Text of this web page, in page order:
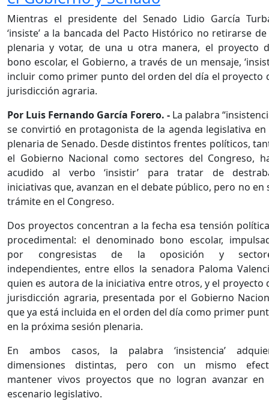
Mientras el presidente del Senado Lidio García
‘insiste’ a la bancada del Pacto Histórico no retirarse de
plenaria y votar, de una u otra manera, el proyecto
bono escolar, el Gobierno, a través de un mensaje,
incluir como primer punto del orden del día el proyecto
jurisdicción agraria.
Por Luis Fernando García Forero. - La palabra
se convirtió en protagonista de la agenda legislativa en
plenaria de Senado. Desde distintos frentes políticos,
el Gobierno Nacional como sectores del Congreso,
acudido al verbo ‘insistir’ para tratar de
iniciativas que, avanzan en el debate público, pero no en
trámite en el Congreso.
Dos proyectos concentran a la fecha esa tensión
procedimental: el denominado bono escolar,
por congresistas de la oposición y
independientes, entre ellos la senadora Paloma
quien es autora de la iniciativa entre otros, y el proyecto
jurisdicción agraria, presentada por el Gobierno
que ya está incluida en el orden del día como primer
en la próxima sesión plenaria.
En ambos casos, la palabra ‘insistencia’
dimensiones distintas, pero con un mismo
mantener vivos proyectos que no logran avanzar en
escenario legislativo.